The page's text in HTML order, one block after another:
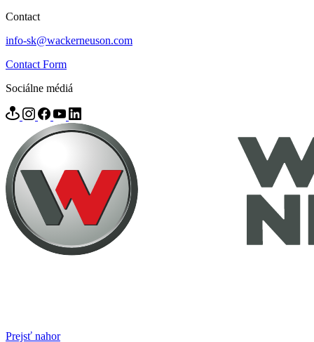
Contact
info-sk@wackerneuson.com
Contact Form
Sociálne médiá
Prejsť nahor